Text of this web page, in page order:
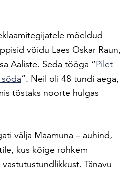
mõeldud
võidu Laes Oskar Raun,
Aaliste. Seda tööga “Pilet
”. Neil oli 48 tundi aega,
tõstaks noorte hulgas
välja Maamuna – auhind,
kus kõige rohkem
Tänavu